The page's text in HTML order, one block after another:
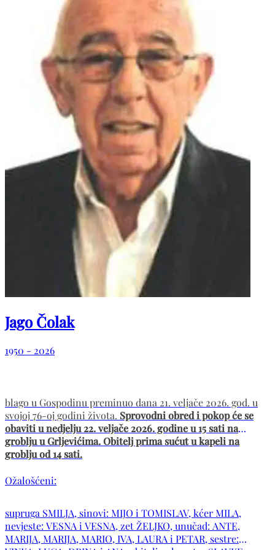
sestre Ljubice, obitelji: Zubac, Pralas, Ribičić, Dumančić i
Čolak te ostala mnogobrojna rodbina i prijatelji. POČIVALA
U MIRU BOŽJEM!
Jago Čolak
1950 - 2026
blago u Gospodinu preminuo dana 21. veljače 2026. god. u
svojoj 76-oj godini života. Sprovodni obred i pokop će se
obaviti u nedjelju 22. veljače 2026. godine u 15 sati na
groblju u Grljevićima. Obitelj prima sućut u kapeli na
groblju od 14 sati.
Ožalošćeni:
supruga SMILJA, sinovi: MIJO i TOMISLAV, kćer MILA,
nevjeste: VESNA i VESNA, zet ŽELJKO, unučad: ANTE,
MARIJA, MARIJA, MARIO, IVA, LAURA i PETAR, sestre: